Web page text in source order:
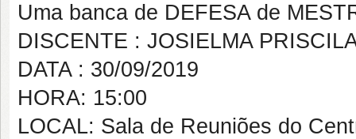
Uma banca de DEFESA de
DISCENTE : JOSIELMA
DATA : 30/09/2019
HORA: 15:00
LOCAL: Sala de Reuniões do